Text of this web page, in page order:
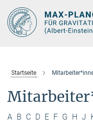
Hauptinhalt
Startseite
A B C D E F G H J